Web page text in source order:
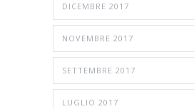
DICEMBRE 2017
NOVEMBRE 2017
SETTEMBRE 2017
LUGLIO 2017